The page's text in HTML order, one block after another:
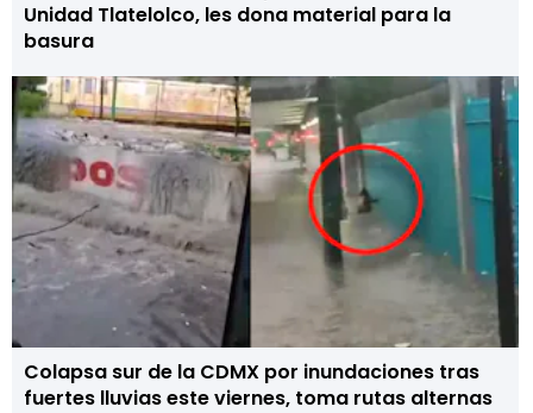
Unidad Tlatelolco, les dona material para la
basura
Colapsa sur de la CDMX por inundaciones tras
fuertes lluvias este viernes, toma rutas alternas